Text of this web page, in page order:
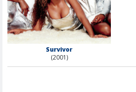
Survivor
(2001)